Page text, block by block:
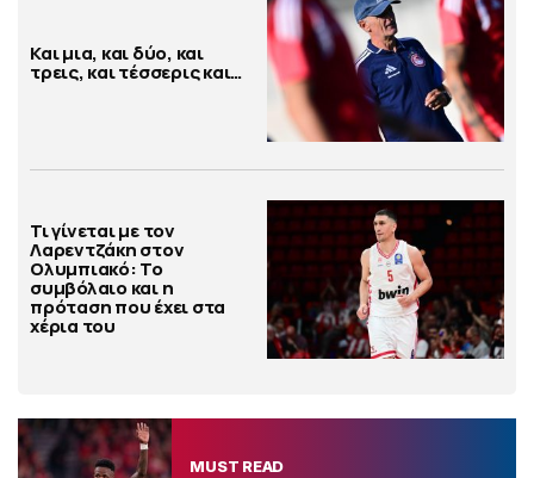
Και μια, και δύο, και
τρεις, και τέσσερις και…
Τι γίνεται με τον
Λαρεντζάκη στον
Ολυμπιακό: Το
συμβόλαιο και η
πρόταση που έχει στα
χέρια του
MUST READ